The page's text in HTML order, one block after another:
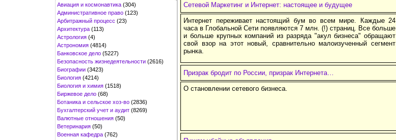
Авиация и космонавтика (304)
Административное право (123)
Арбитражный процесс (23)
Архитектура (113)
Астрология (4)
Астрономия (4814)
Банковское дело (5227)
Безопасность жизнедеятельности (2616)
Биографии (3423)
Биология (4214)
Биология и химия (1518)
Биржевое дело (68)
Ботаника и сельское хоз-во (2836)
Бухгалтерский учет и аудит (8269)
Валютные отношения (50)
Ветеринария (50)
Военная кафедра (762)
Сетевой Маркетинг и Интернет: настоящее и будущее
Интернет переживает настоящий бум во всем мире. Каждые 24
часа в Глобальной Сети появляются 7 млн. (!) страниц. Все больше
и больше крупных компаний из разряда "акул бизнеса" обращают
свой взор на этот новый, сравнительно малоизученный сегмент
рынка.
Призрак бродит по России, призрак Интернета…
О становлении сетевого бизнеса.